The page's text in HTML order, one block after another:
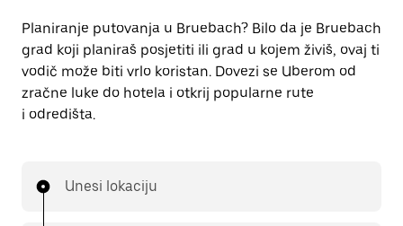
Planiranje putovanja u Bruebach? Bilo da je Bruebach
grad koji planiraš posjetiti ili grad u kojem živiš, ovaj ti
vodič može biti vrlo koristan. Dovezi se Uberom od
zračne luke do hotela i otkrij popularne rute
i odredišta.
Unesi lokaciju